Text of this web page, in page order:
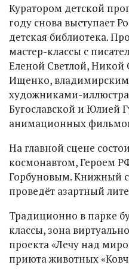
Куратором детской
году снова выступает
детская библиотека.
мастер-классы с
Еленой Светлой,
Ищенко,
художниками-
Бугославской и Юлией
анимационных
На главной сцене
космонавтом, Героем
Горбуновым. Книжный
проведёт азартный
Традиционно в парке
классы, зона
проекта «Лечу над
приюта животных